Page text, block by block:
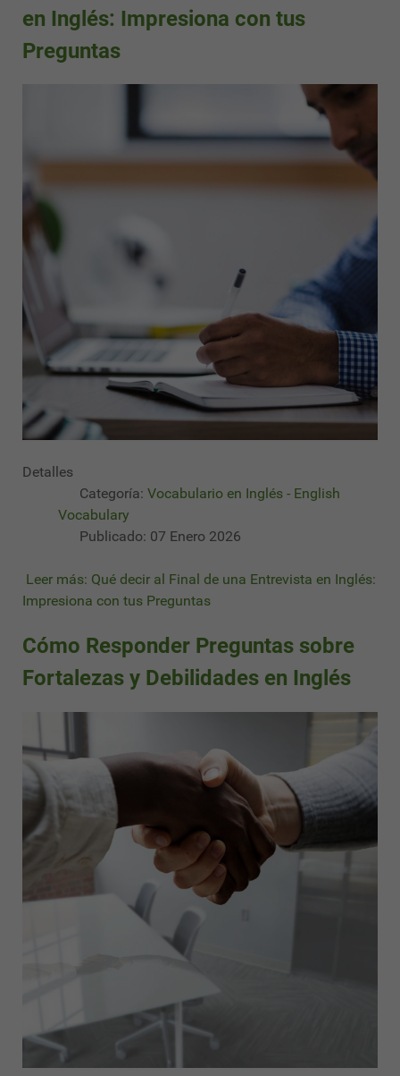
en Inglés: Impresiona con tus
Preguntas
Detalles
Categoría: Vocabulario en Inglés - English
Vocabulary
Publicado: 07 Enero 2026
Leer más: Qué decir al Final de una Entrevista en Inglés:
Impresiona con tus Preguntas
Cómo Responder Preguntas sobre
Fortalezas y Debilidades en Inglés